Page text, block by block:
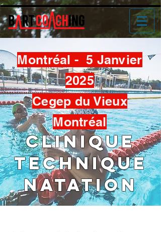
CLINIQUE
TECHNIQUE
Natation
Montréal - 5 Janvier
2025
Cegep du Vieux
Montréal